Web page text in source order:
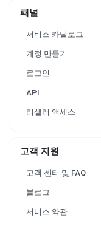
패널
서비스 카탈로그
계정 만들기
로그인
API
리셀러 액세스
고객 지원
고객 센터 및 FAQ
블로그
서비스 약관